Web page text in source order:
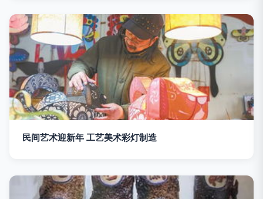
民间艺术迎新年 工艺美术彩灯制造